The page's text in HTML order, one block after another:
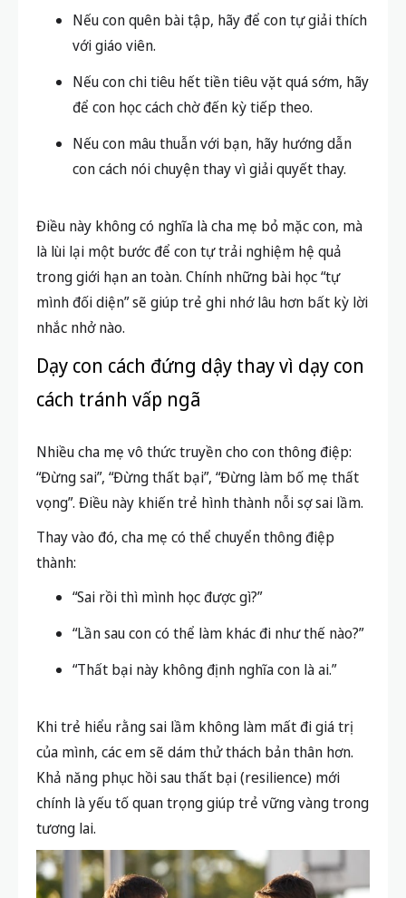
Nếu con quên bài tập, hãy để con tự giải thích
với giáo viên.
Nếu con chi tiêu hết tiền tiêu vặt quá sớm, hãy
để con học cách chờ đến kỳ tiếp theo.
Nếu con mâu thuẫn với bạn, hãy hướng dẫn
con cách nói chuyện thay vì giải quyết thay.
Điều này không có nghĩa là cha mẹ bỏ mặc con, mà
là lùi lại một bước để con tự trải nghiệm hệ quả
trong giới hạn an toàn. Chính những bài học “tự
mình đối diện” sẽ giúp trẻ ghi nhớ lâu hơn bất kỳ lời
nhắc nhở nào.
Dạy con cách đứng dậy thay vì dạy con
cách tránh vấp ngã
Nhiều cha mẹ vô thức truyền cho con thông điệp:
“Đừng sai”, “Đừng thất bại”, “Đừng làm bố mẹ thất
vọng”. Điều này khiến trẻ hình thành nỗi sợ sai lầm.
Thay vào đó, cha mẹ có thể chuyển thông điệp
thành:
“Sai rồi thì mình học được gì?”
“Lần sau con có thể làm khác đi như thế nào?”
“Thất bại này không định nghĩa con là ai.”
Khi trẻ hiểu rằng sai lầm không làm mất đi giá trị
của mình, các em sẽ dám thử thách bản thân hơn.
Khả năng phục hồi sau thất bại (resilience) mới
chính là yếu tố quan trọng giúp trẻ vững vàng trong
tương lai.